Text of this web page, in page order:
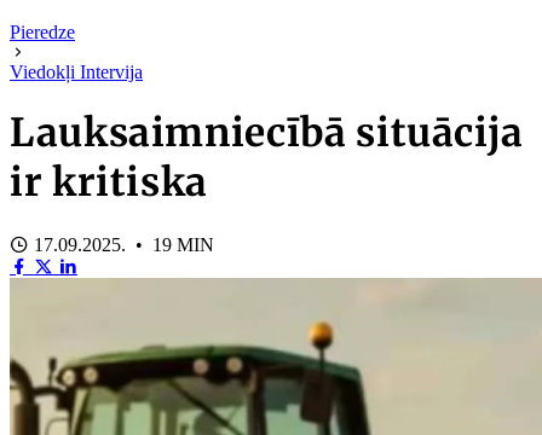
Pieredze
Viedokļi Intervija
Lauksaimniecībā situācija
ir kritiska
17.09.2025. • 19 MIN